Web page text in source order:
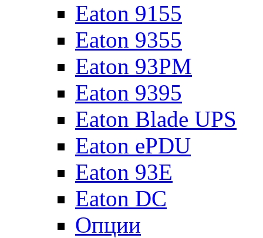
Eaton 9155
Eaton 9355
Eaton 93PM
Eaton 9395
Eaton Blade UPS
Eaton ePDU
Eaton 93E
Eaton DC
Опции